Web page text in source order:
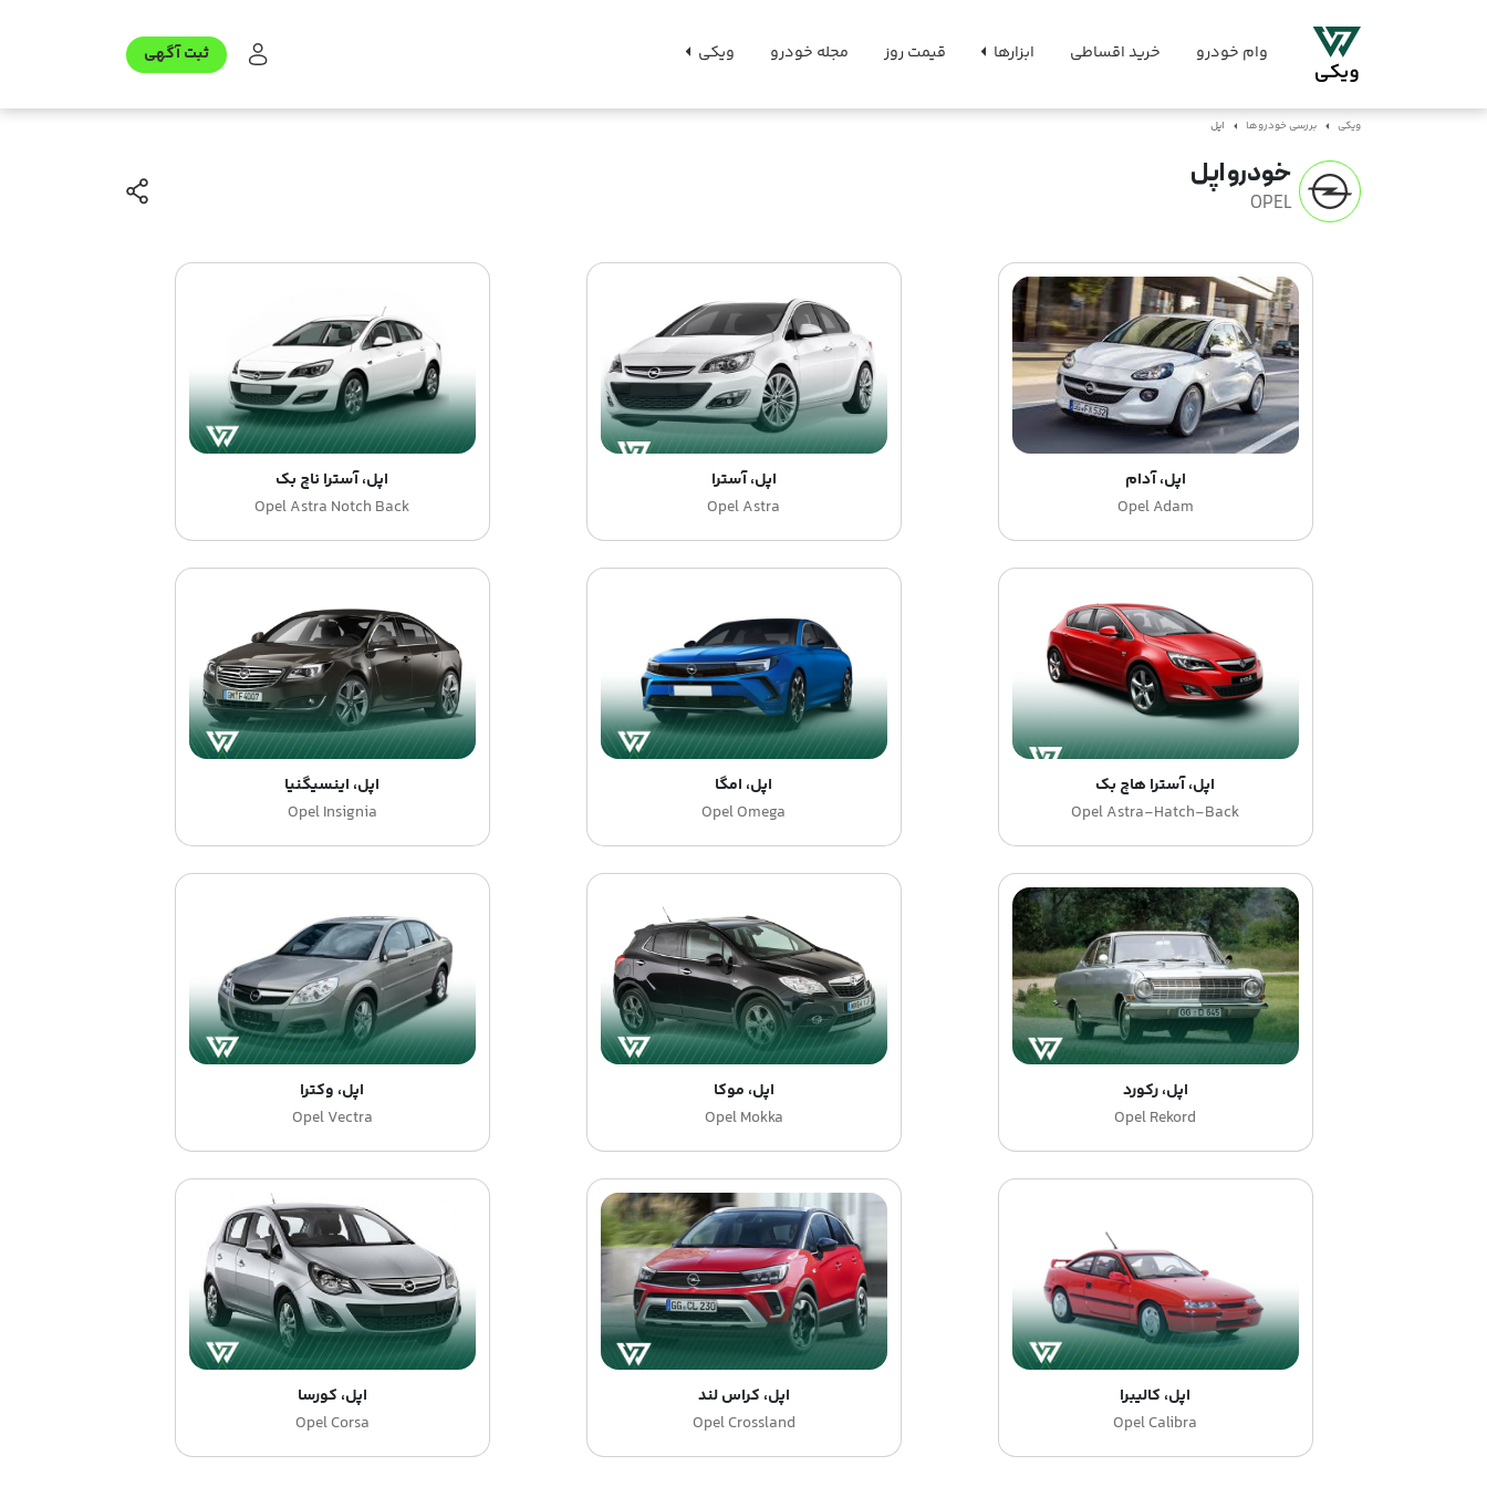
وام خودرو خرید اقساطی ابزارها قیمت روز مجله خودرو ویکی ثبت آگهی
ویکی بررسی خودروها اپل
خودرو اپل
OPEL
اپل، آدام
Opel Adam
اپل، آسترا
Opel Astra
اپل، آسترا ناچ بک
Opel Astra Notch Back
اپل، آسترا هاچ بک
Opel Astra-Hatch-Back
اپل، امگا
Opel Omega
اپل، اینسیگنیا
Opel Insignia
اپل، رکورد
Opel Rekord
اپل، موکا
Opel Mokka
اپل، وکترا
Opel Vectra
اپل، کالیبرا
Opel Calibra
اپل، کراس لند
Opel Crossland
اپل، کورسا
Opel Corsa